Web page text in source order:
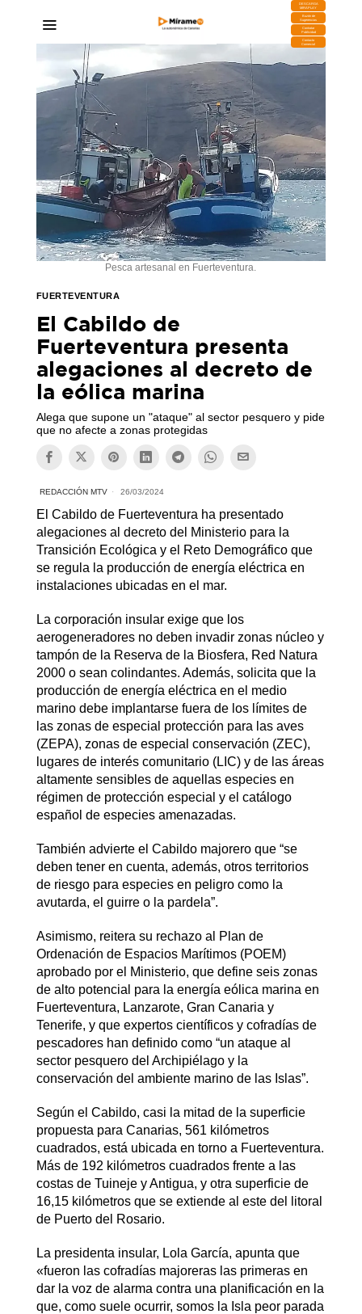
DESCARGA
MIRAPLAY
Buzón de
Sugerencias
Contratar
Publicidad
Contacto
Comercial
Pesca artesanal en Fuerteventura.
FUERTEVENTURA
El Cabildo de
Fuerteventura presenta
alegaciones al decreto de
la eólica marina
Alega que supone un "ataque" al sector pesquero y pide
que no afecte a zonas protegidas
REDACCIÓN MTV 26/03/2024
El Cabildo de Fuerteventura ha presentado
alegaciones al decreto del Ministerio para la
Transición Ecológica y el Reto Demográfico que
se regula la producción de energía eléctrica en
instalaciones ubicadas en el mar.
La corporación insular exige que los
aerogeneradores no deben invadir zonas núcleo y
tampón de la Reserva de la Biosfera, Red Natura
2000 o sean colindantes. Además, solicita que la
producción de energía eléctrica en el medio
marino debe implantarse fuera de los límites de
las zonas de especial protección para las aves
(ZEPA), zonas de especial conservación (ZEC),
lugares de interés comunitario (LIC) y de las áreas
altamente sensibles de aquellas especies en
régimen de protección especial y el catálogo
español de especies amenazadas.
También advierte el Cabildo majorero que “se
deben tener en cuenta, además, otros territorios
de riesgo para especies en peligro como la
avutarda, el guirre o la pardela”.
Asimismo, reitera su rechazo al Plan de
Ordenación de Espacios Marítimos (POEM)
aprobado por el Ministerio, que define seis zonas
de alto potencial para la energía eólica marina en
Fuerteventura, Lanzarote, Gran Canaria y
Tenerife, y que expertos científicos y cofradías de
pescadores han definido como “un ataque al
sector pesquero del Archipiélago y la
conservación del ambiente marino de las Islas”.
Según el Cabildo, casi la mitad de la superficie
propuesta para Canarias, 561 kilómetros
cuadrados, está ubicada en torno a Fuerteventura.
Más de 192 kilómetros cuadrados frente a las
costas de Tuineje y Antigua, y otra superficie de
16,15 kilómetros que se extiende al este del litoral
de Puerto del Rosario.
La presidenta insular, Lola García, apunta que
«fueron las cofradías majoreras las primeras en
dar la voz de alarma contra una planificación en la
que, como suele ocurrir, somos la Isla peor parada